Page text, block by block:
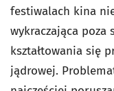
festiwalach kina
wykraczająca poza
kształtowania się
jądrowej.